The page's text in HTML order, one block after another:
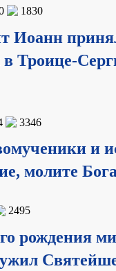
1830
Иоанн
в Троице-
3346
и
молите
2495
рождения